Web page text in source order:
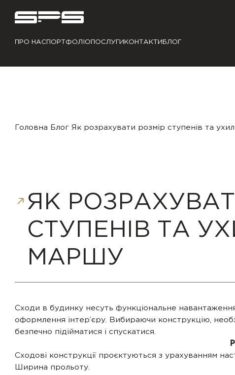
ПРО НАС ПОРТФОЛІО ПОСЛУГИ КОНТАКТИ БЛОГ
Головна Блог Як розрахувати розмір ступенів та
ЯК
СТУПЕНІВ ТА
МАРШУ
Сходи в будинку несуть функціональне
оформлення інтер’єру. Вибираючи конструкцію,
безпечно підійматися і спускатися.
Сходові конструкції проєктуються з урахуванням
Ширина прольоту.